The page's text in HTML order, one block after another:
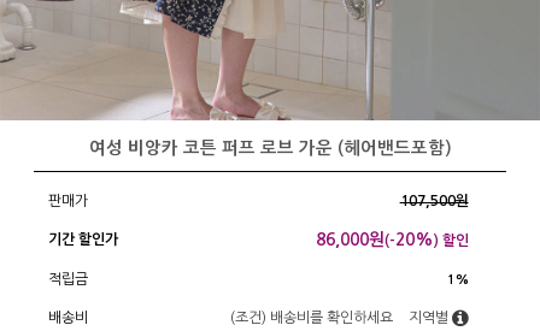
여성 비앙카 코튼 퍼프 로브 가운 (헤어밴드포함)
판매가 107,500원
기간 할인가 86,000원(-20%) 할인
적립금 1%
배송비 (조건) 배송비를 확인하세요 지역별